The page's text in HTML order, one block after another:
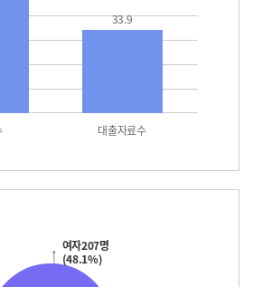
대출자료수
33.9
여자207명
(48.1%)